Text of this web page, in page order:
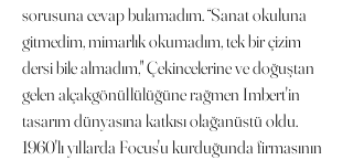
sorusuna cevap bulamadım. “Sanat okuluna
gitmedim, mimarlık okumadım, tek bir çizim
dersi bile almadım," Çekincelerine ve doğuştan
gelen alçakgönüllülüğüne rağmen Imbert'in
tasarım dünyasına katkısı olağanüstü oldu.
1960'lı yıllarda Focus'u kurduğunda firmasının